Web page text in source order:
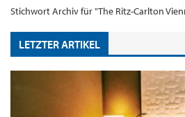
Stichwort Archiv für "The Ritz-Carlton
LETZTER ARTIKEL